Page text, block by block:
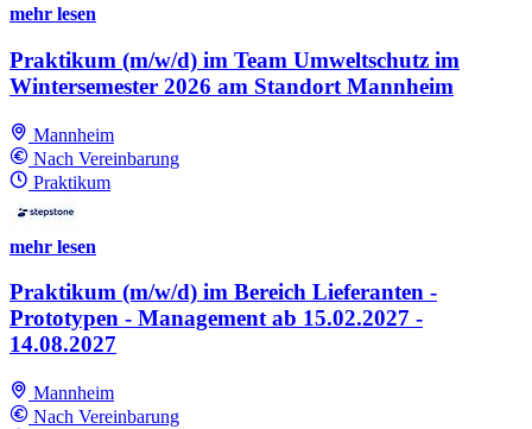
mehr lesen
Praktikum (m/w/d) im Team Umweltschutz im
Wintersemester 2026 am Standort Mannheim
Mannheim
Nach Vereinbarung
Praktikum
mehr lesen
Praktikum (m/w/d) im Bereich Lieferanten -
Prototypen - Management ab 15.02.2027 -
14.08.2027
Mannheim
Nach Vereinbarung